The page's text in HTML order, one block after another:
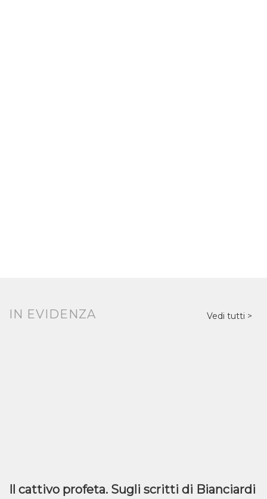
IN EVIDENZA Vedi tutti
Il cattivo profeta. Sugli scritti di Bianciardi